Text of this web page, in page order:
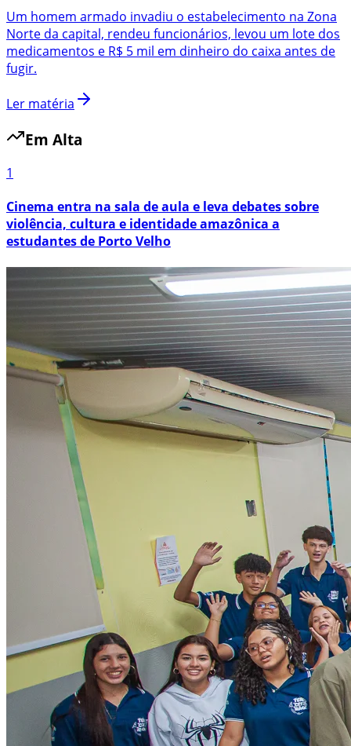
Um homem armado invadiu o estabelecimento na Zona
Norte da capital, rendeu funcionários, levou um lote dos
medicamentos e R$ 5 mil em dinheiro do caixa antes de
fugir.
Ler matéria
Em Alta
1
Cinema entra na sala de aula e leva debates sobre
violência, cultura e identidade amazônica a
estudantes de Porto Velho